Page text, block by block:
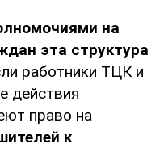
на
эта структура
работники ТЦК и
действия
право на
к